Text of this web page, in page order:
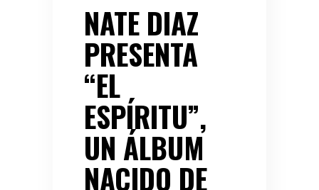
NATE DIAZ
PRESENTA
“EL
ESPÍRITU”,
UN ÁLBUM
NACIDO DE